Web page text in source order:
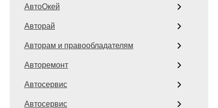
АвтоОкей
Авторай
Авторам и правообладателям
Авторемонт
Автосервис
Автосервис